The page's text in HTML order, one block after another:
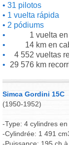
31 pilotos
1 vuelta rápida
2 pódiums
1 vuelta
14 km en
4 552 vueltas
29 576 km
Simca Gordini 15C
(1950-1952)
-Type: 4 cylindres
-Cylindrée: 1 491